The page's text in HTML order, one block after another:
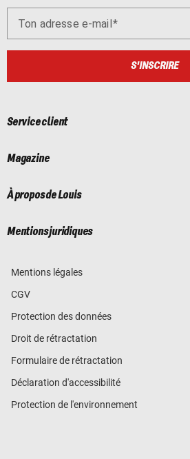
Ton adresse e-mail
S'INSCRIRE
Service client
Magazine
À propos de Louis
Mentions juridiques
Mentions légales
CGV
Protection des données
Droit de rétractation
Formulaire de rétractation
Déclaration d'accessibilité
Protection de l'environnement